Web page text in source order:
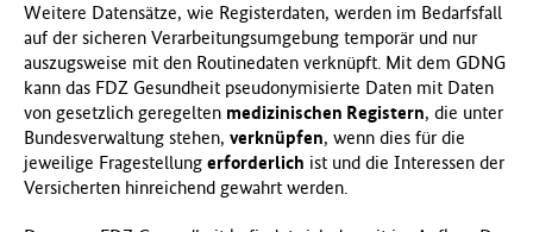
Weitere Datensätze, wie Registerdaten, werden im Bedarfsfall
auf der sicheren Verarbeitungsumgebung temporär und nur
auszugsweise mit den Routinedaten verknüpft. Mit dem GDNG
kann das FDZ Gesundheit pseudonymisierte Daten mit Daten
von gesetzlich geregelten medizinischen Registern, die unter
Bundesverwaltung stehen, verknüpfen, wenn dies für die
jeweilige Fragestellung erforderlich ist und die Interessen der
Versicherten hinreichend gewahrt werden.